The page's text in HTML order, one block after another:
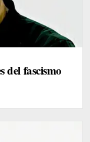
del fascismo